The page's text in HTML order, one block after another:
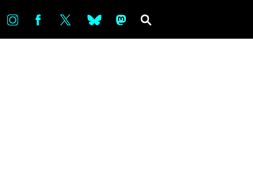
in bsky ms